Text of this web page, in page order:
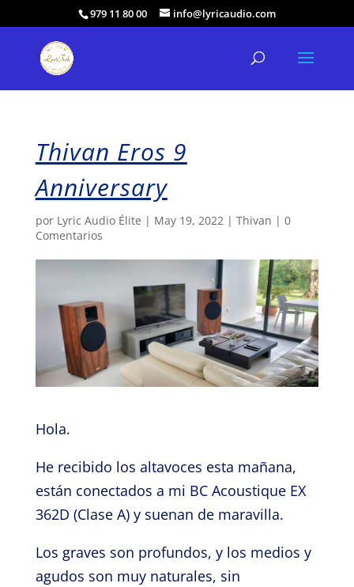
979 11 80 00 info@lyricaudio.com
Thivan Eros 9
Anniversary
por Lyric Audio Élite | May 19, 2022| Thivan | 0
Comentarios
Hola.
He recibido los altavoces esta mañana,
están conectados a mi BC Acoustique EX
362D (Clase A) y suenan de maravilla.
Los graves son profundos, y los medios y
agudos son muy naturales, sin